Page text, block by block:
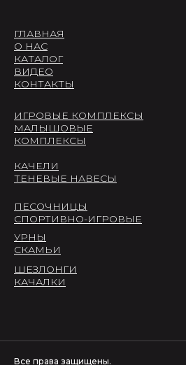
Все права защищены.
ГЛАВНАЯ
ИГРОВЫЕ КОМПЛЕКСЫ
О НАС
КАТАЛОГ
ВИДЕО
КОНТАКТЫ
МАЛЫШОВЫЕ
КОМПЛЕКСЫ
КАЧЕЛИ
ТЕНЕВЫЕ НАВЕСЫ
ПЕСОЧНИЦЫ
СПОРТИВНО-ИГРОВЫЕ
УРНЫ
СКАМЬИ
ШЕЗЛОНГИ
КАЧАЛКИ